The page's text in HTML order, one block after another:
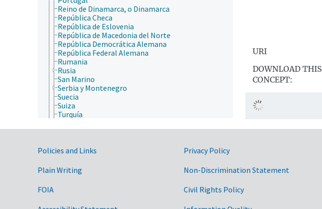
Reino de Dinamarca, o Dinamarca
República Checa
República de Eslovenia
República de Macedonia del Norte
República Democrática Alemana
República Federal Alemana
Rumania
Rusia
San Marino
Serbia y Montenegro
Suecia
Suiza
Turquía
URSS
islas del Océano Atlántico
Islas Dispersas del Océano Índico
Islas Mediterráneas
Norteamérica
URI
DOWNLOAD THIS
CONCEPT:
Government Links
Policies and Links
Plain Writing
FOIA
Privacy Policy
Non-Discrimination Statement
Civil Rights Policy